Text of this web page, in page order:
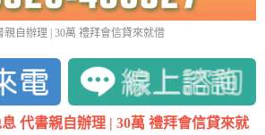
親自辦理 | 30萬 禮拜會信貸來就借
息 代書親自辦理 | 30萬 禮拜會信貸來就